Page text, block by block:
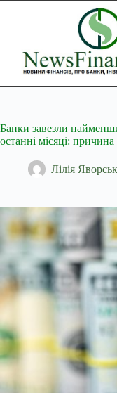
Перейти
Банки завезли
останні місяці: причина
Лілія